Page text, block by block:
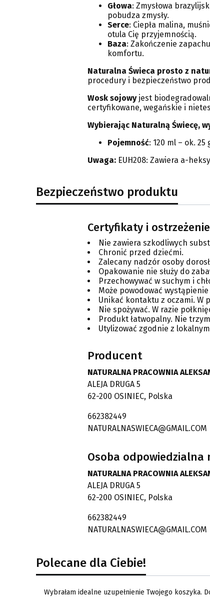
Głowa: Zmysłowa
pobudza zmysły.
Serce: Ciepła malina,
otula Cię przyjemnością.
Baza: Zakończenie
komfortu.
Naturalna Świeca prosto z
procedury i bezpieczeństwo
Wosk sojowyjest
certyfikowane, wegańskie i
Wybierając Naturalną Świecę,
Pojemność: 120 ml – ok.
Uwaga:EUH208: Zawiera a-
Bezpieczeństwo produktu
Certyfikaty i
Nie zawiera szkodliwych
Chronić przed dziećmi.
Zalecany nadzór osoby
Opakowanie nie służy do
Przechowywać w suchym i
Może powodować
Unikać kontaktu z oczami. W
Nie spożywać. W razie
Produkt łatwopalny. Nie
Utylizować zgodnie z
Producent
NATURALNA PRACOWNIA
ALEJA DRUGA 5
62-200 OSINIEC, Polska
662382449
NATURALNASWIECA@GMAIL.COM
Osoba odpowiedzialna
NATURALNA PRACOWNIA
ALEJA DRUGA 5
62-200 OSINIEC, Polska
662382449
NATURALNASWIECA@GMAIL.COM
Polecane dla Ciebie!
Wybrałam idealne uzupełnienie Twojego koszyka.